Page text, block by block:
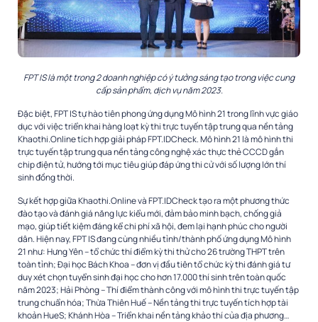
FPT IS là một trong 2 doanh nghiệp có ý tưởng sáng tạo trong việc cung
cấp sản phẩm, dịch vụ năm 2023.
Đặc biệt, FPT IS tự hào tiên phong ứng dụng Mô hình 21 trong lĩnh vực giáo
dục với việc triển khai hàng loạt kỳ thi trực tuyến tập trung qua nền tảng
Khaothi.Online tích hợp giải pháp FPT.IDCheck. Mô hình 21 là mô hình thi
trực tuyến tập trung qua nền tảng công nghệ xác thực thẻ CCCD gắn
chip điện tử, hướng tới mục tiêu giúp đáp ứng thi cử với số lượng lớn thí
sinh đồng thời.
Sự kết hợp giữa Khaothi.Online và FPT.IDCheck tạo ra một phương thức
đào tạo và đánh giá năng lực kiểu mới, đảm bảo minh bạch, chống giả
mạo, giúp tiết kiệm đáng kể chi phí xã hội, đem lại hạnh phúc cho người
dân. Hiện nay, FPT IS đang cùng nhiều tỉnh/thành phố ứng dụng Mô hình
21 như: Hưng Yên – tổ chức thí điểm kỳ thi thử cho 26 trường THPT trên
toàn tỉnh; Đại học Bách Khoa – đơn vị đầu tiên tổ chức kỳ thi đánh giá tư
duy xét chọn tuyển sinh đại học cho hơn 17.000 thí sinh trên toàn quốc
năm 2023; Hải Phòng – Thí điểm thành công với mô hình thi trực tuyến tập
trung chuẩn hóa; Thừa Thiên Huế – Nền tảng thi trực tuyến tích hợp tài
khoản HueS; Khánh Hòa – Triển khai nền tảng khảo thí của địa phương…